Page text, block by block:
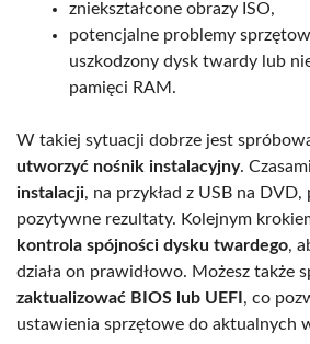
zniekształcone obrazy ISO,
potencjalne problemy
uszkodzony dysk twardy lub
pamięci RAM.
W takiej sytuacji dobrze jest
utworzyć nośnik instalacyjny. Czasami
instalacji, na przykład z USB na
pozytywne rezultaty. Kolejnym
kontrola spójności dysku twardego,
działa on prawidłowo. Możesz także
zaktualizować BIOS lub UEFI , co
ustawienia sprzętowe do aktualnych